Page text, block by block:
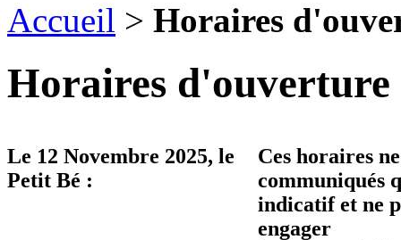
Accueil > Horaires
Horaires d'ouverture
Le 12 Novembre 2025, le
Petit Bé :
Ces horaires
communiqués
indicatif et ne
engager